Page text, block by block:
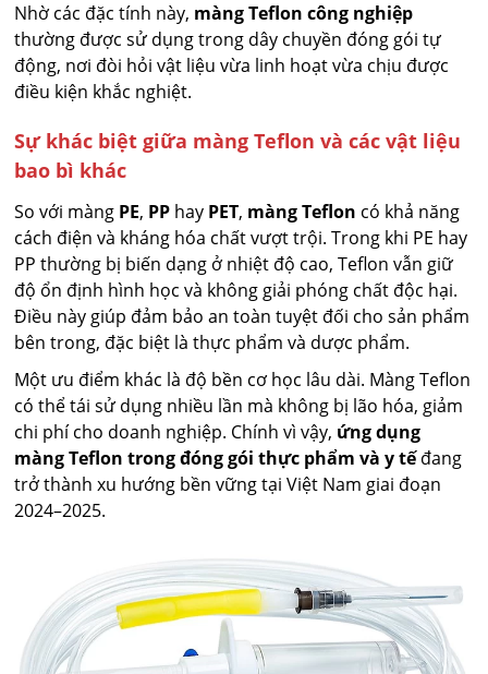
Nhờ các đặc tính này, màng Teflon công nghiệp
thường được sử dụng trong dây chuyền đóng gói tự
động, nơi đòi hỏi vật liệu vừa linh hoạt vừa chịu được
điều kiện khắc nghiệt.
Sự khác biệt giữa màng Teflon và các vật liệu
bao bì khác
So với màng PE, PP hay PET, màng Teflon có khả năng
cách điện và kháng hóa chất vượt trội. Trong khi PE hay
PP thường bị biến dạng ở nhiệt độ cao, Teflon vẫn giữ
độ ổn định hình học và không giải phóng chất độc hại.
Điều này giúp đảm bảo an toàn tuyệt đối cho sản phẩm
bên trong, đặc biệt là thực phẩm và dược phẩm.
Một ưu điểm khác là độ bền cơ học lâu dài. Màng Teflon
có thể tái sử dụng nhiều lần mà không bị lão hóa, giảm
chi phí cho doanh nghiệp. Chính vì vậy, ứng dụng
màng Teflon trong đóng gói thực phẩm và y tếđang
trở thành xu hướng bền vững tại Việt Nam giai đoạn
2024–2025.